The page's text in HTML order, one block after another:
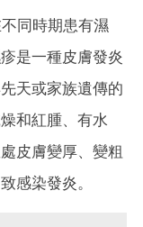
同時期患有濕
是一種皮膚發炎
天或家族遺傳的
和紅腫、有水
皮膚變厚、變粗
感染發炎。